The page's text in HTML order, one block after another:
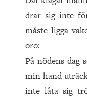
drar sig inte
måste ligga
oro:
På nödens dag
min hand
inte låta sig